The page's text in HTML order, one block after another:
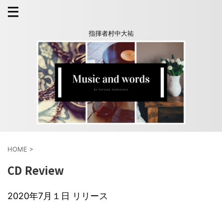
指揮者村中大祐
HOME >
CD Review
2020年7月１日 リリース